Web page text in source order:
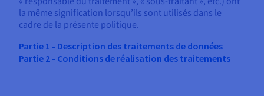
la même signification lorsqu’ils sont utilisés dans le
cadre de la présente politique.
Partie 1 - Description des traitements de données
Partie 2 - Conditions de réalisation des traitements